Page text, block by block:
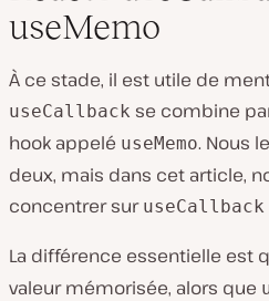
useMemo
À ce stade, il est utile de
useCallback se combine
hook appelé useMemo. Nous
deux, mais dans cet article,
concentrer sur useCallback
La différence essentielle est
valeur mémorisée, alors que